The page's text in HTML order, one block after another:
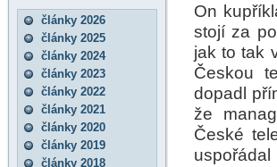
články 2026
články 2025
články 2024
články 2023
články 2022
články 2021
články 2020
články 2019
články 2018
On
stojí za
jak to tak
Českou
dopadl
že
České